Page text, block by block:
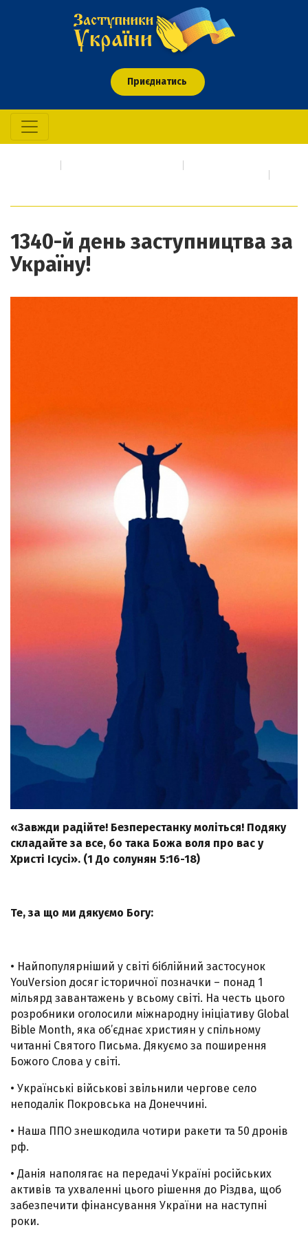
Приєднатись
1340-й день заступництва за
Україну!
«Завжди радійте! Безперестанку моліться! Подяку
складайте за все, бо така Божа воля про вас у
Христі Ісусі». (1 До солунян 5:16-18)
Те, за що ми дякуємо Богу:
• Найпопулярніший у світі біблійний застосунок
YouVersion досяг історичної позначки – понад 1
мільярд завантажень у всьому світі. На честь цього
розробники оголосили міжнародну ініціативу Global
Bible Month, яка об’єднає християн у спільному
читанні Святого Письма. Дякуємо за поширення
Божого Слова у світі.
• Українські військові звільнили чергове село
неподалік Покровська на Донеччині.
• Наша ППО знешкодила чотири ракети та 50 дронів
рф.
• Данія наполягає на передачі Україні російських
активів та ухваленні цього рішення до Різдва, щоб
забезпечити фінансування України на наступні
роки.